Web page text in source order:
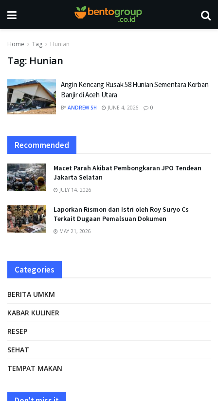
Home Tag Hunian
Tag: Hunian
Angin Kencang Rusak 58 Hunian Sementara Korban
Banjir di Aceh Utara
BY ANDREW SH JUNE 4, 2026 0
Recommended
Macet Parah Akibat Pembongkaran JPO Tendean
Jakarta Selatan
JULY 14, 2026
Laporkan Rismon dan Istri oleh Roy Suryo Cs
Terkait Dugaan Pemalsuan Dokumen
MAY 21, 2026
Categories
BERITA UMKM
KABAR KULINER
RESEP
SEHAT
TEMPAT MAKAN